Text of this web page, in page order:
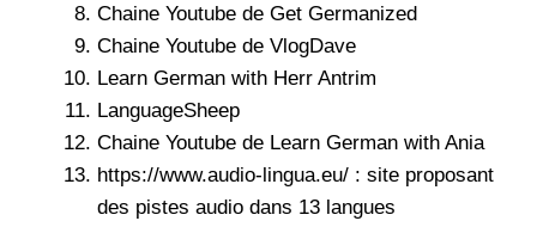
Chaine Youtube de Get Germanized
Chaine Youtube de VlogDave
Learn German with Herr Antrim
LanguageSheep
Chaine Youtube de Learn German with Ania
https://www.audio-lingua.eu/ : site proposant
des pistes audio dans 13 langues